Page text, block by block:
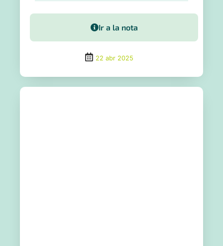
Ir a la nota
22 abr 2025